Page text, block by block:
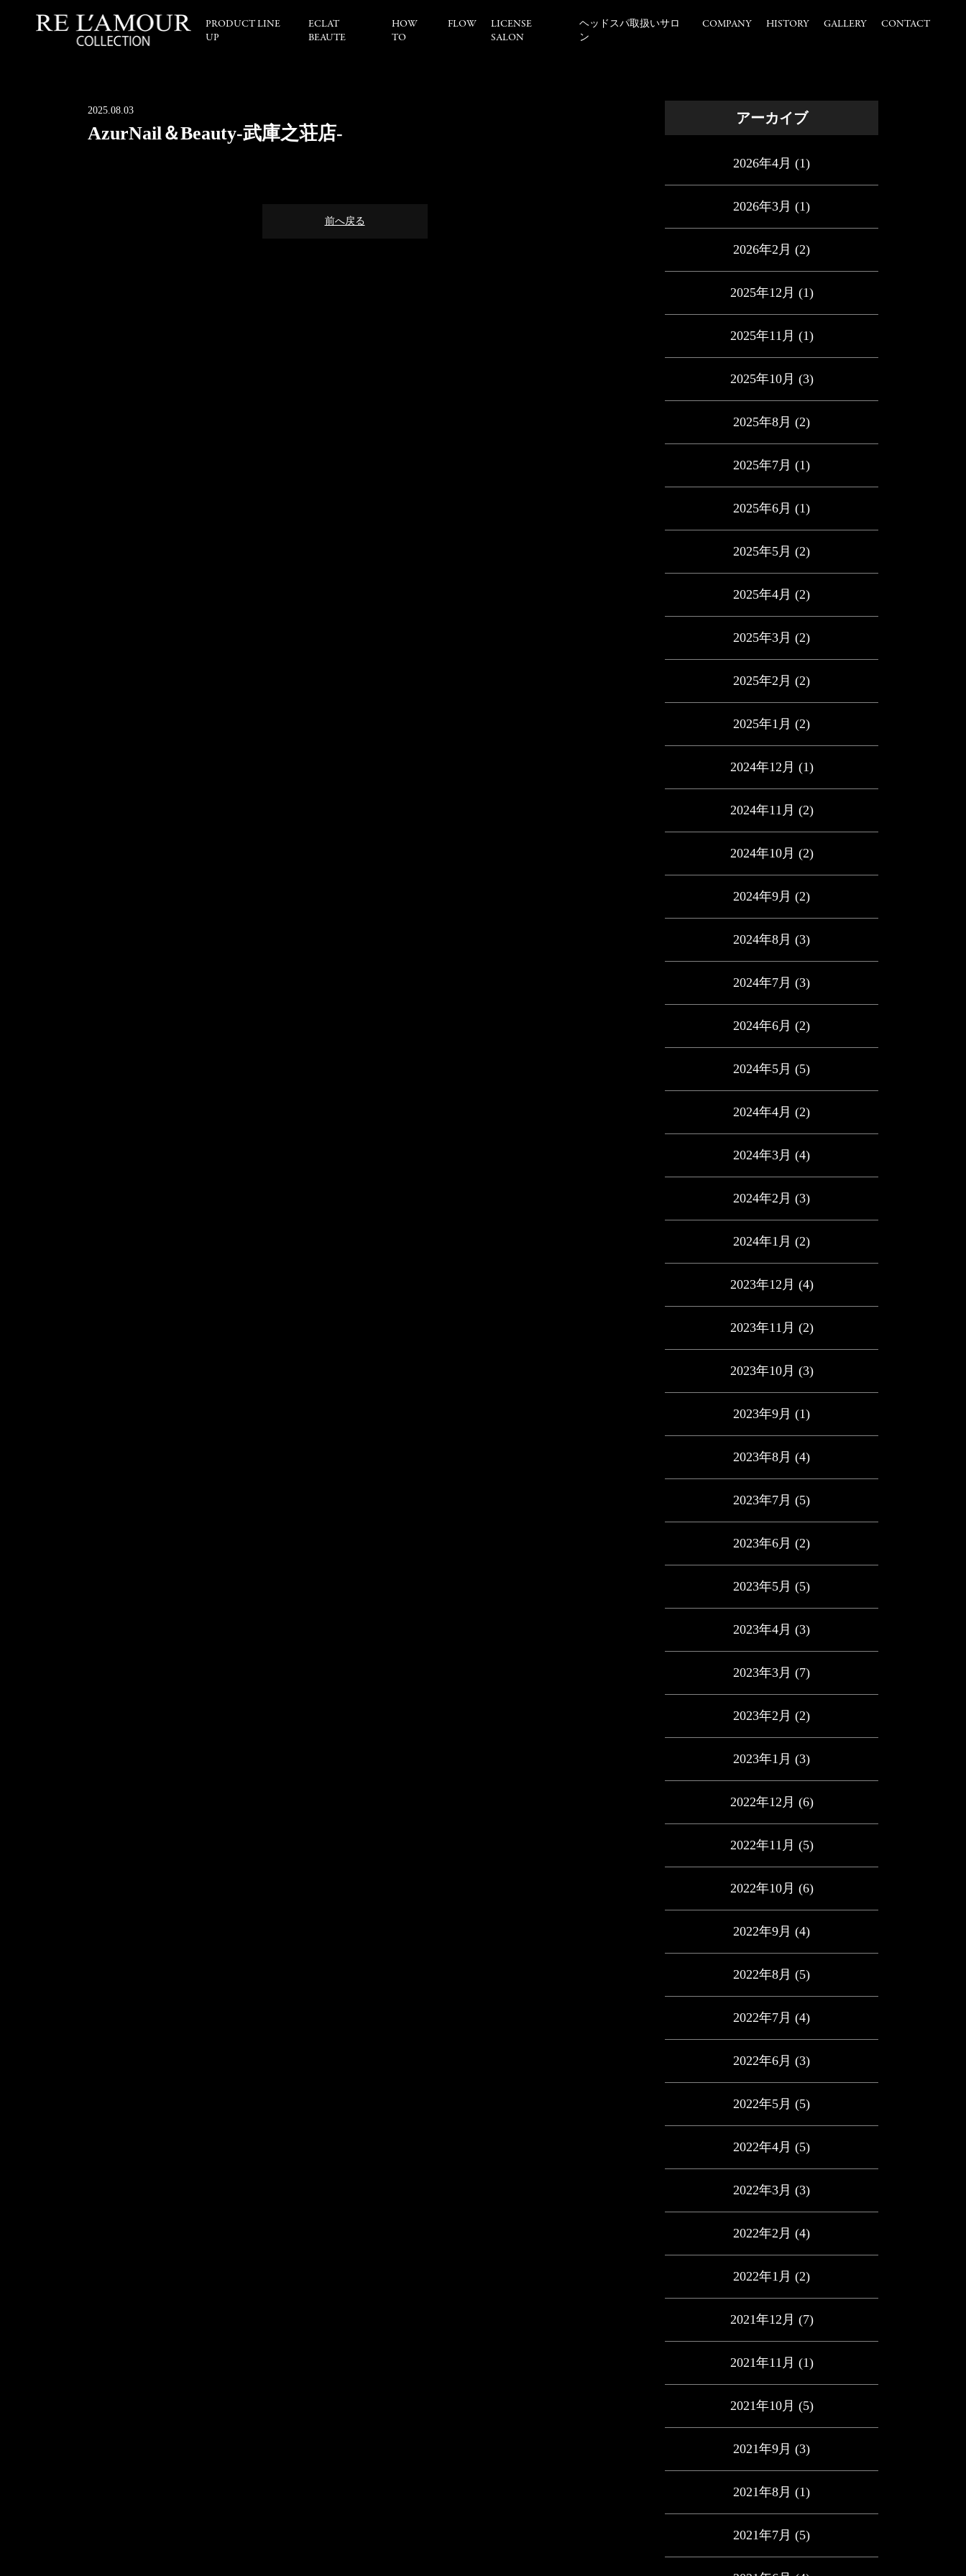
PRODUCT LINE
UP
ECLAT
BEAUTE
HOW
TO
FLOW
LICENSE
SALON
ヘッドスパ取扱いサロ
ン
COMPANY HISTORY GALLERY CONTACT
2025.08.03
AzurNail＆Beauty-武庫之荘店-
前へ戻る
アーカイブ
2026年4月 (1)
2026年3月 (1)
2026年2月 (2)
2025年12月 (1)
2025年11月 (1)
2025年10月 (3)
2025年8月 (2)
2025年7月 (1)
2025年6月 (1)
2025年5月 (2)
2025年4月 (2)
2025年3月 (2)
2025年2月 (2)
2025年1月 (2)
2024年12月 (1)
2024年11月 (2)
2024年10月 (2)
2024年9月 (2)
2024年8月 (3)
2024年7月 (3)
2024年6月 (2)
2024年5月 (5)
2024年4月 (2)
2024年3月 (4)
2024年2月 (3)
2024年1月 (2)
2023年12月 (4)
2023年11月 (2)
2023年10月 (3)
2023年9月 (1)
2023年8月 (4)
2023年7月 (5)
2023年6月 (2)
2023年5月 (5)
2023年4月 (3)
2023年3月 (7)
2023年2月 (2)
2023年1月 (3)
2022年12月 (6)
2022年11月 (5)
2022年10月 (6)
2022年9月 (4)
2022年8月 (5)
2022年7月 (4)
2022年6月 (3)
2022年5月 (5)
2022年4月 (5)
2022年3月 (3)
2022年2月 (4)
2022年1月 (2)
2021年12月 (7)
2021年11月 (1)
2021年10月 (5)
2021年9月 (3)
2021年8月 (1)
2021年7月 (5)